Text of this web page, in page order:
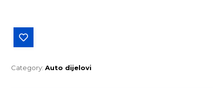
Category:Auto dijelovi